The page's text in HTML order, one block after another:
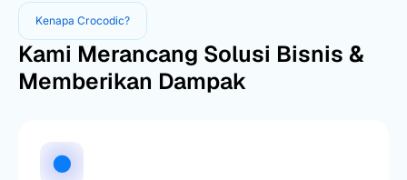
Kenapa Crocodic?
Kami Merancang Solusi Bisnis &
Memberikan Dampak